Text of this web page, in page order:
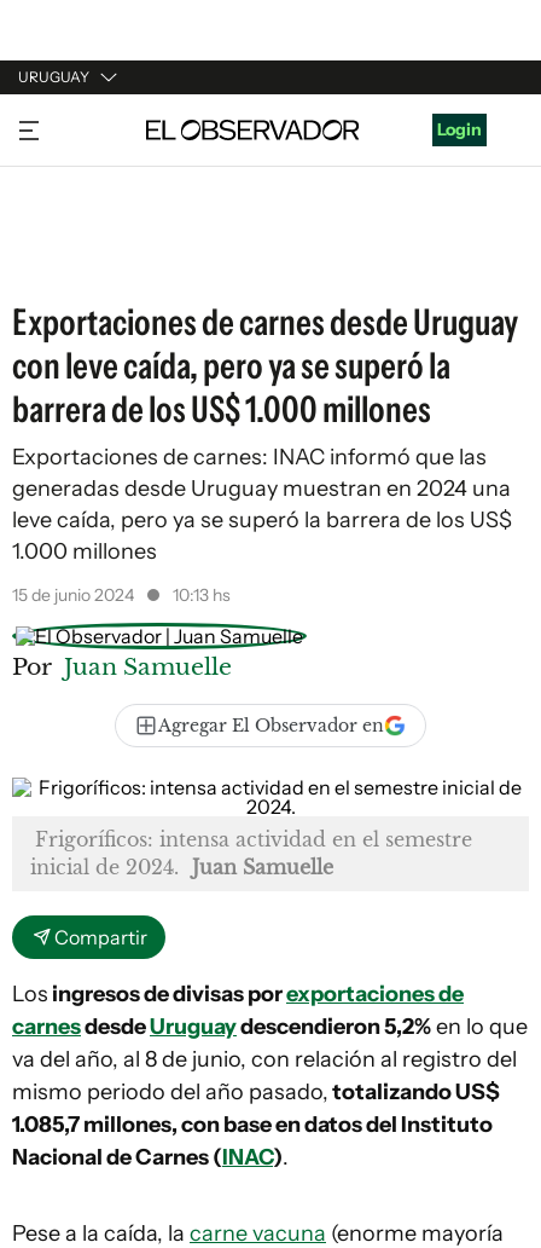
URUGUAY
URUGUAY
ARGENTINA
Login
Exportaciones de carnes desde Uruguay
con leve caída, pero ya se superó la
barrera de los US$ 1.000 millones
Exportaciones de carnes: INAC informó que las
generadas desde Uruguay muestran en 2024 una
leve caída, pero ya se superó la barrera de los US$
1.000 millones
15 de junio 2024 10:13 hs
Por Juan Samuelle
Agregar El Observador en
Frigoríficos: intensa actividad en el semestre
inicial de 2024. Juan Samuelle
Compartir
Los ingresos de divisas porexportaciones de
carnesdesdeUruguaydescendieron 5,2%en lo que
va del año, al 8 de junio, con relación al registro del
mismo periodo del año pasado,totalizando US$
1.085,7 millones, con base en datos del Instituto
Nacional de Carnes (INAC).
Pese a la caída, la carne vacuna (enorme mayoría